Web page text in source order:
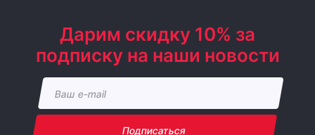
Дарим скидку 10% за
подписку на наши новости
Подписаться